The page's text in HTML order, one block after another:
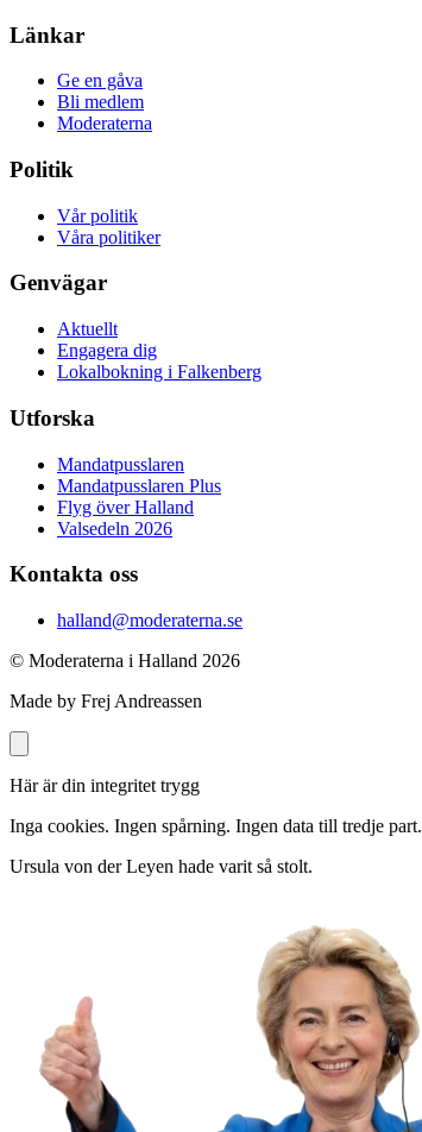
Länkar
Ge en gåva
Bli medlem
Moderaterna
Politik
Vår politik
Våra politiker
Genvägar
Aktuellt
Engagera dig
Lokalbokning i Falkenberg
Utforska
Mandatpusslaren
Mandatpusslaren Plus
Flyg över Halland
Valsedeln 2026
Kontakta oss
halland@moderaterna.se
© Moderaterna i Halland 2026
Made by Frej Andreassen
Här är din integritet trygg
Inga cookies. Ingen spårning. Ingen data till tredje part.
Ursula von der Leyen hade varit så stolt.